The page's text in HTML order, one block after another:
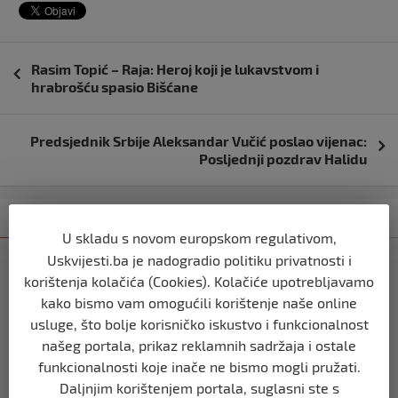
objava
Rasim Topić – Raja: Heroj koji je lukavstvom i
hrabrošću spasio Bišćane
Predsjednik Srbije Aleksandar Vučić poslao vijenac:
Posljednji pozdrav Halidu
BIH
Ravnopravnost da — politička
manipulacija ne
prije 2 mjeseca
BIH
Postoje razne špekulacije oko ukidanja
U skladu s novom europskom regulativom,
Uskvijesti.ba je nadogradio politiku privatnosti i
korištenja kolačića (Cookies). Kolačiće upotrebljavamo
kako bismo vam omogućili korištenje naše online
usluge, što bolje korisničko iskustvo i funkcionalnost
našeg portala, prikaz reklamnih sadržaja i ostale
funkcionalnosti koje inače ne bismo mogli pružati.
Daljnjim korištenjem portala, suglasni ste s